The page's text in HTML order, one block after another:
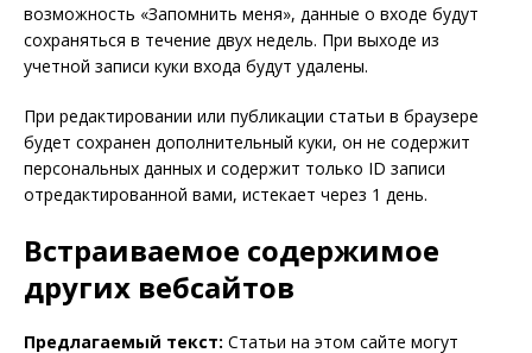
возможность «Запомнить меня», данные о входе будут
сохраняться в течение двух недель. При выходе из
учетной записи куки входа будут удалены.
При редактировании или публикации статьи в браузере
будет сохранен дополнительный куки, он не содержит
персональных данных и содержит только ID записи
отредактированной вами, истекает через 1 день.
Встраиваемое содержимое
других вебсайтов
Предлагаемый текст: Статьи на этом сайте могут